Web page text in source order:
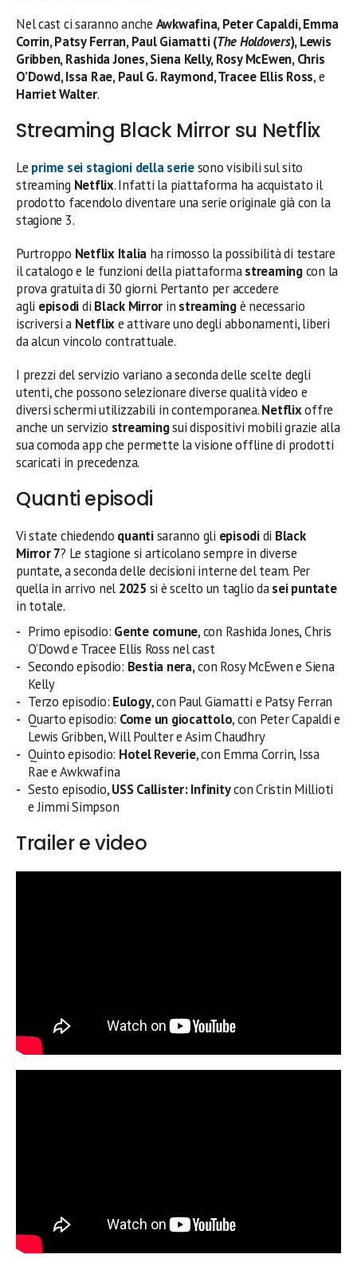
Nel cast ci saranno anche Awkwafina, Peter Capaldi, Emma
Corrin, Patsy Ferran, Paul Giamatti (The Holdovers), Lewis
Gribben, Rashida Jones, Siena Kelly, Rosy McEwen, Chris
O’Dowd, Issa Rae, Paul G. Raymond, Tracee Ellis Ross, e
Harriet Walter.
Streaming Black Mirror su Netflix
Le prime sei stagioni della seriesono visibili sul sito
streaming Netflix. Infatti la piattaforma ha acquistato il
prodotto facendolo diventare una serie originale già con la
stagione 3.
Purtroppo Netflix Italia ha rimosso la possibilità di testare
il catalogo e le funzioni della piattaformastreamingcon la
prova gratuita di 30 giorni. Pertanto per accedere
agli episodidi Black Mirror in streamingè necessario
iscriversi a Netflixe attivare uno degli abbonamenti, liberi
da alcun vincolo contrattuale.
I prezzi del servizio variano a seconda delle scelte degli
utenti, che possono selezionare diverse qualità video e
diversi schermi utilizzabili in contemporanea.Netflixoffre
anche un servizio streamingsui dispositivi mobili grazie alla
sua comoda app che permette la visione offline di prodotti
scaricati in precedenza.
Quanti episodi
Vi state chiedendo quantisaranno gli episodidi Black
Mirror 7? Le stagione si articolano sempre in diverse
puntate, a seconda delle decisioni interne del team. Per
quella in arrivo nel 2025 si è scelto un taglio dasei puntate
in totale.
Primo episodio: Gente comune, con Rashida Jones, Chris
O’Dowd e Tracee Ellis Ross nel cast
Secondo episodio: Bestia nera,con Rosy McEwen e Siena
Kelly
Terzo episodio: Eulogy, con Paul Giamatti e Patsy Ferran
Quarto episodio: Come un giocattolo, con Peter Capaldi e
Lewis Gribben, Will Poulter e Asim Chaudhry
Quinto episodio: Hotel Reverie, con Emma Corrin, Issa
Rae e Awkwafina
Sesto episodio,USS Callister: Infinitycon Cristin Millioti
e Jimmi Simpson
Trailer e video